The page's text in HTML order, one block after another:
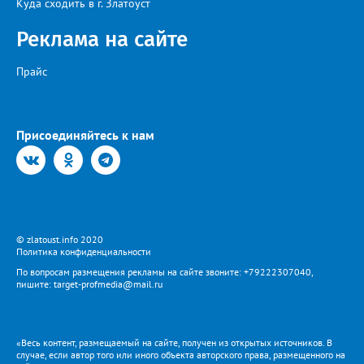
Куда сходить в г. Златоуст
Реклама на сайте
Прайс
Присоединяйтесь к нам
© zlatoust.info 2020
Политика конфиденциальности
По вопросам размещения рекламы на сайте звоните: +79222307040,
пишите: target-profmedia@mail.ru
«Весь контент, размещаемый на сайте, получен из открытых источников. В
случае, если автор того или иного объекта авторского права, размещенного на